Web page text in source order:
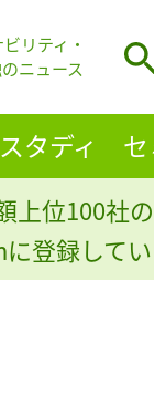
リティ・
ニュース
スタディ
上位100社
登録して